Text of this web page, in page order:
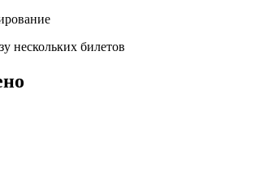
нескольких билетов